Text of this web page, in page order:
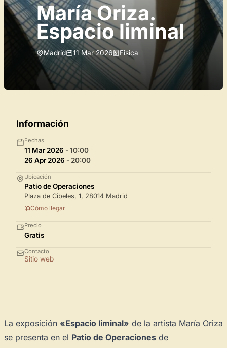
María Oriza.
Espacio liminal
Madrid 11 Mar 2026 Fisica
Información
Fechas
11 Mar 2026 - 10:00
26 Apr 2026 - 20:00
Ubicación
Patio de Operaciones
Plaza de Cibeles, 1, 28014 Madrid
Cómo llegar
Precio
Gratis
Contacto
Sitio web
La exposición «Espacio liminal» de la artista María Oriza
se presenta en el Patio de Operaciones de